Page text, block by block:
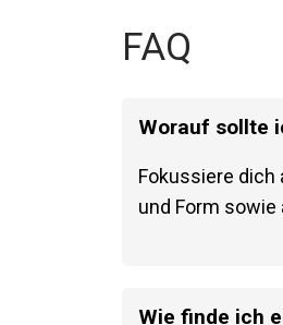
Worauf sollte